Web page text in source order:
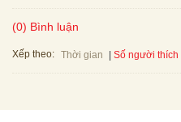
(0) Bình luận
Xếp theo: Thời gian Số người thích